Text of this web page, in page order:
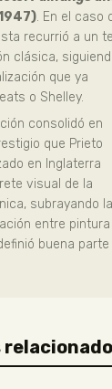
. En el caso
recurrió a un
clásica,
que ya
o Shelley.
consolidó en
que Prieto
en Inglaterra
visual de la
subrayando la
entre
buena parte